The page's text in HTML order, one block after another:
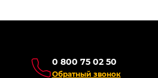
0 800 75 02 50
Обратный звонок